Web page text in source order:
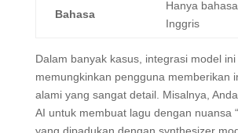
Bahasa
Hanya bahasa
Inggris
Dalam banyak kasus, integrasi model
memungkinkan pengguna memberikan
alami yang sangat detail. Misalnya,
AI untuk membuat lagu dengan nuansa
yang dipadukan dengan synthesizer